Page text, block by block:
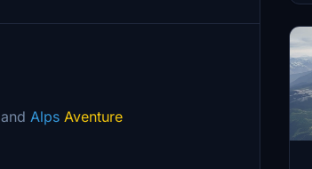
and Alps Aventure